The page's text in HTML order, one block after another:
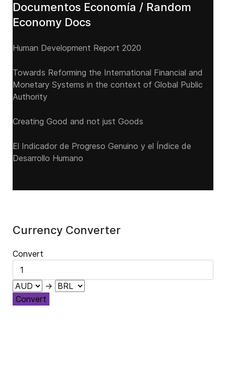
Documentos Economía / Random
Economy Docs
Human Development Report 2020
Towards Reforming the International Financial and
Monetary Systems in the context of Global Public
Authority
Creating Good and not just Goods
El Indicador de Progreso Genuino y el Índice de
Desarrollo Humano
Currency Converter
Convert
→
Convert